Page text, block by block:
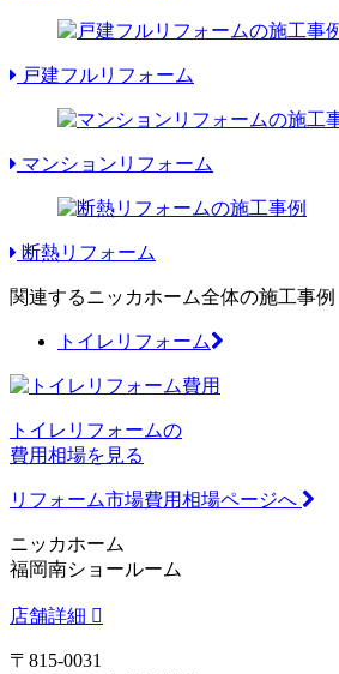
戸建フルリフォーム
マンションリフォーム
断熱リフォーム
関連するニッカホーム全体の施工事例
トイレリフォーム
トイレリフォームの
費用相場を見る
リフォーム市場費用相場ページへ
ニッカホーム
福岡南ショールーム
店舗詳細
〒815-0031